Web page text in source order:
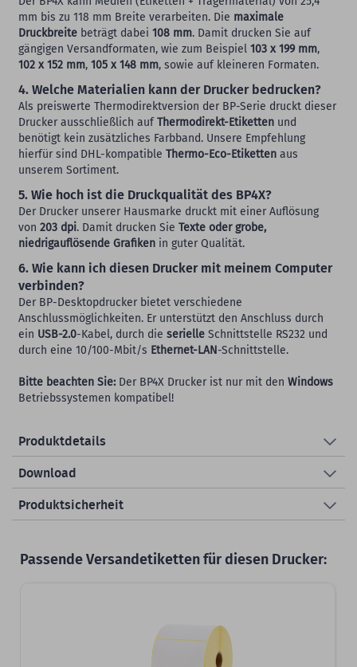
mm bis zu 118 mm Breite verarbeiten. Die maximale
Druckbreite beträgt dabei 108 mm. Damit drucken Sie auf
gängigen Versandformaten, wie zum Beispiel 103 x 199 mm,
102 x 152 mm, 105 x 148 mm, sowie auf kleineren Formaten.
4. Welche Materialien kann der Drucker bedrucken?
Als preiswerte Thermodirektversion der BP-Serie druckt dieser
Drucker ausschließlich aufThermodirekt-Etiketten und
benötigt kein zusätzliches Farbband. Unsere Empfehlung
hierfür sind DHL-kompatible Thermo-Eco-Etiketten aus
unserem Sortiment.
5. Wie hoch ist die Druckqualität des BP4X?
Der Drucker unserer Hausmarke druckt mit einer Auflösung
von 203 dpi. Damit drucken Sie Texte oder grobe,
niedrigauflösende Grafiken in guter Qualität.
6. Wie kann ich diesen Drucker mit meinem Computer
verbinden?
Der BP-Desktopdrucker bietet verschiedene
Anschlussmöglichkeiten. Er unterstützt den Anschluss durch
ein USB-2.0-Kabel, durch die serielle Schnittstelle RS232 und
durch eine 10/100-Mbit/s Ethernet-LAN-Schnittstelle.
Bitte beachten Sie: Der BP4X Drucker ist nur mit den Windows
Betriebssystemen kompatibel!
Produktdetails
Download
Produktsicherheit
Passende Versandetiketten für diesen Drucker: